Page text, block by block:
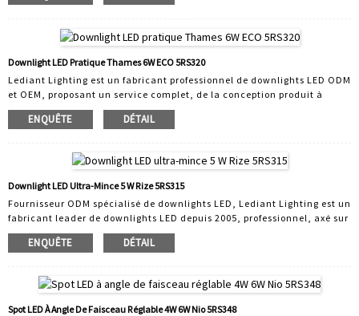
d'économies d'énergie, un module LED partage plusieurs collerettes
interchangeables. Trois températures de couleur réglables (2700 K,
3000 K et 4000 K) permettent de réduire les coûts de transport et…
Downlight LED Pratique Thames 6W ECO 5RS320
Lediant Lighting est un fabricant professionnel de downlights LED ODM
et OEM, proposant un service complet, de la conception produit à
l'outillage, en passant par la conception d'emballages et la création
vidéo. Tous les downlights LED fabriqués par Lediant Lighting sont
disposons d'un service ODM performant. Plus de 30 ingénieurs
concepteurs et ingénieurs R&D collaborent avec nous pour proposer des
solutions rapides de conception ODM et différentes solutions de
variateurs d'intensité afin de répondre à une variété de besoins
clients.
ENQUÊTE DÉTAIL
Downlight LED Ultra-Mince 5 W Rize 5RS315
Fournisseur ODM spécialisé de downlights LED, Lediant Lighting est un
fabricant leader de downlights LED depuis 2005, professionnel, axé sur
la technologie et axé sur le client. Avec 30 collaborateurs en R&D,
Lediant s'adapte à votre marché. Nous concevons et fabriquons des
gamme comprend des downlights domestiques, des downlights
commerciaux et des downlights intelligents. Tous les produits Lediant
sont des produits finis et bénéficient de leur propre innovation.
ENQUÊTE DÉTAIL
Spot LED À Angle De Faisceau Réglable 4W 6W Nio 5RS348